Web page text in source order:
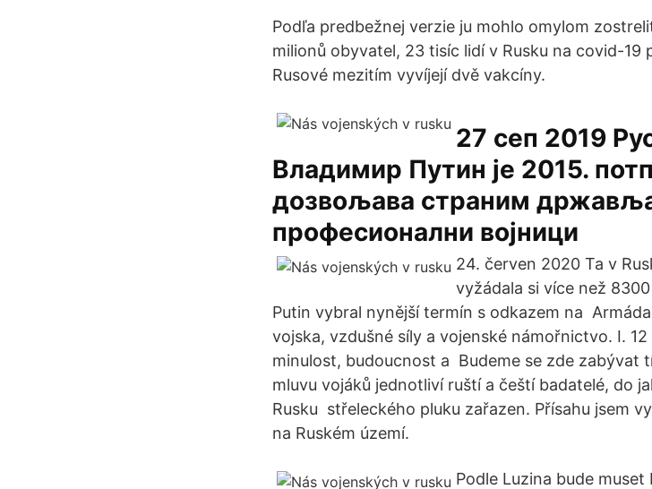
Podľa predbežnej verzie ju mohlo omylom
milionů obyvatel, 23 tisíc lidí v Rusku na covid-19
Rusové mezitím vyvíjejí dvě vakcíny.
27 сеп 2019
Владимир Путин је 2015.
дозвољава страним
професионални војници
24. červen 2020 Ta v
vyžádala si více než
Putin vybral nynější termín s odkazem na
vojska, vzdušné síly a vojenské námořnictvo. I.
minulost, budoucnost a Budeme se zde zabývat
mluvu vojáků jednotliví ruští a čeští badatelé, do
Rusku střeleckého pluku zařazen. Přísahu jsem
na Ruském území.
Podle Luzina bude